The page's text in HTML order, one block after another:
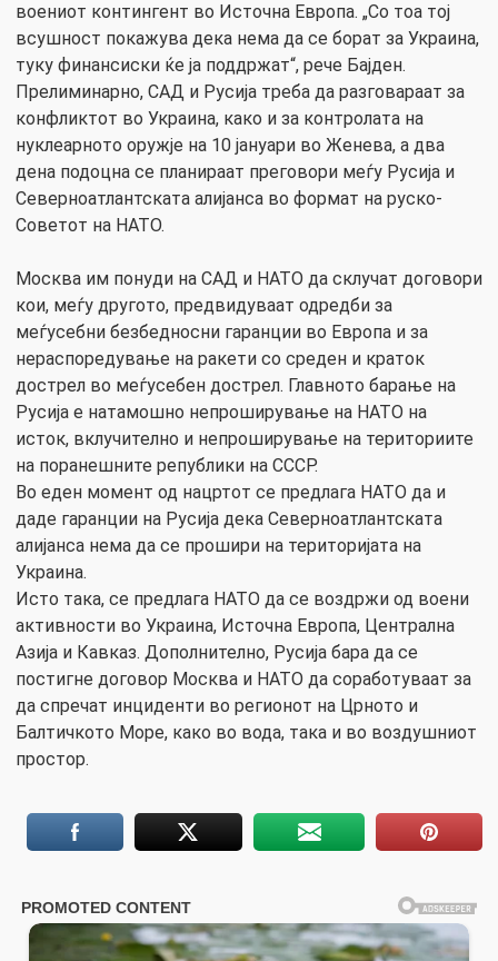
воениот контингент во Источна Европа. „Со тоа тој
всушност покажува дека нема да се борат за Украина,
туку финансиски ќе ја поддржат“, рече Бајден.
Прелиминарно, САД и Русија треба да разговараат за
конфликтот во Украина, како и за контролата на
нуклеарното оружје на 10 јануари во Женева, а два
дена подоцна се планираат преговори меѓу Русија и
Северноатлантската алијанса во формат на руско-
Советот на НАТО.
Москва им понуди на САД и НАТО да склучат договори
кои, меѓу другото, предвидуваат одредби за
меѓусебни безбедносни гаранции во Европа и за
нераспоредување на ракети со среден и краток
дострел во меѓусебен дострел. Главното барање на
Русија е натамошно непроширување на НАТО на
исток, вклучително и непроширување на териториите
на поранешните републики на СССР.
Во еден момент од нацртот се предлага НАТО да и
даде гаранции на Русија дека Северноатлантската
алијанса нема да се прошири на територијата на
Украина.
Исто така, се предлага НАТО да се воздржи од воени
активности во Украина, Источна Европа, Централна
Азија и Кавказ. Дополнително, Русија бара да се
постигне договор Москва и НАТО да соработуваат за
да спречат инциденти во регионот на Црното и
Балтичкото Море, како во вода, така и во воздушниот
простор.